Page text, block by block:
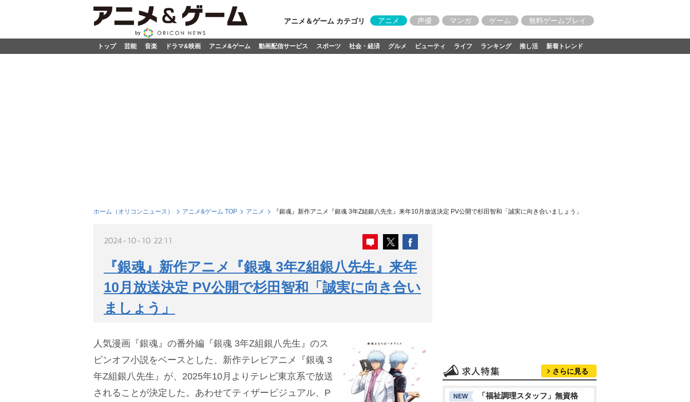
アニメ＆ゲーム カテゴリ アニメ 声優 マンガ ゲーム 無料ゲームプレイ
トップ 芸能 音楽 ドラマ&映画 アニメ&ゲーム 動画配信サービス スポーツ 社会・経済 グルメ ビューティ ライフ ランキング 推し活 新着トレンド
ホーム（オリコンニュース） アニメ&ゲーム TOP アニメ 『銀魂』新作アニメ『銀魂 3年Z組銀八先生』来年10月放送決定 PV公開で杉田智和「誠実に向き合いましょう」
2024-10-10 22:11
『銀魂』新作アニメ『銀魂 3年Z組銀八先生』来年
10月放送決定 PV公開で杉田智和「誠実に向き合い
ましょう」
人気漫画『銀魂』の番外編『銀魂 3年Z組銀八先生』のス
ピンオフ小説をベースとした、新作テレビアニメ『銀魂 3
年Z組銀八先生』が、2025年10月よりテレビ東京系で放送
されることが決定した。あわせてティザービジュアル、P
さらに見る
NEW
「福祉調理スタッフ」無資格